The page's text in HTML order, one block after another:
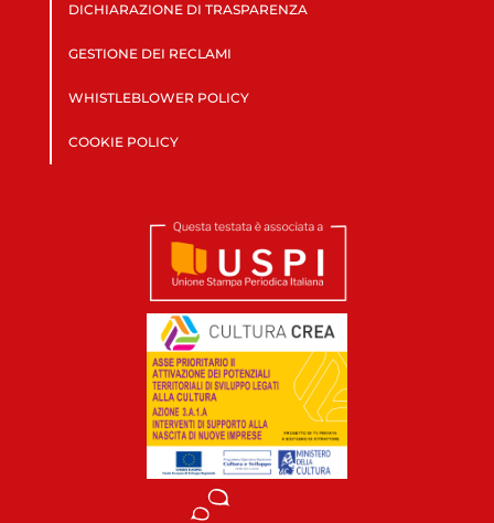
DICHIARAZIONE DI TRASPARENZA
GESTIONE DEI RECLAMI
WHISTLEBLOWER POLICY
COOKIE POLICY